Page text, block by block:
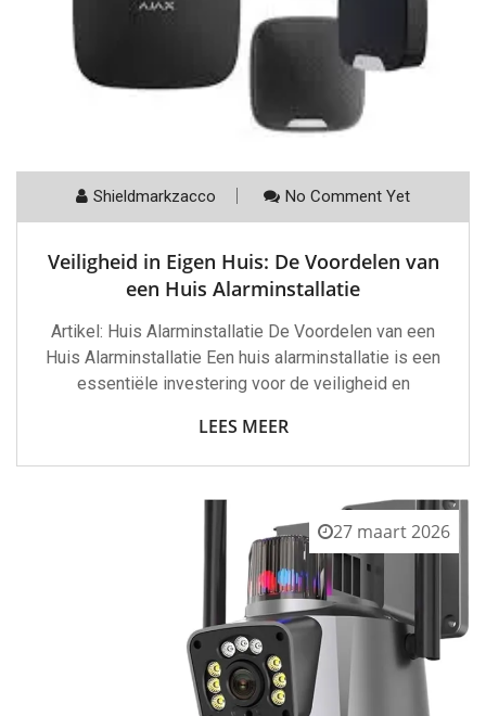
Shieldmarkzacco No Comment Yet
Veiligheid in Eigen Huis: De Voordelen van
een Huis Alarminstallatie
Artikel: Huis Alarminstallatie De Voordelen van een
Huis Alarminstallatie Een huis alarminstallatie is een
essentiële investering voor de veiligheid en
LEES MEER
27 maart 2026